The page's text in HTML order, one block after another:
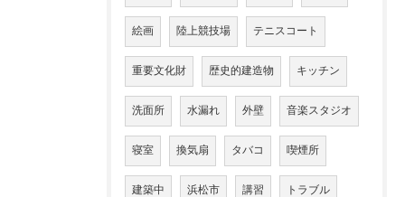
絵画 陸上競技場 テニスコート
重要文化財 歴史的建造物 キッチン
洗面所 水漏れ 外壁 音楽スタジオ
寝室 換気扇 タバコ 喫煙所
建築中 浜松市 講習 トラブル